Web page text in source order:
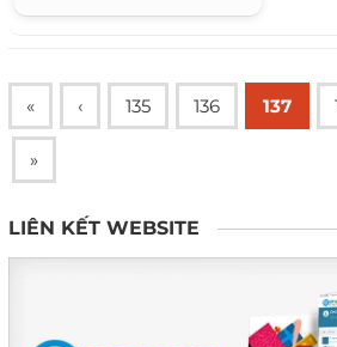
« ‹ 135 136 137
»
LIÊN KẾT WEBSITE